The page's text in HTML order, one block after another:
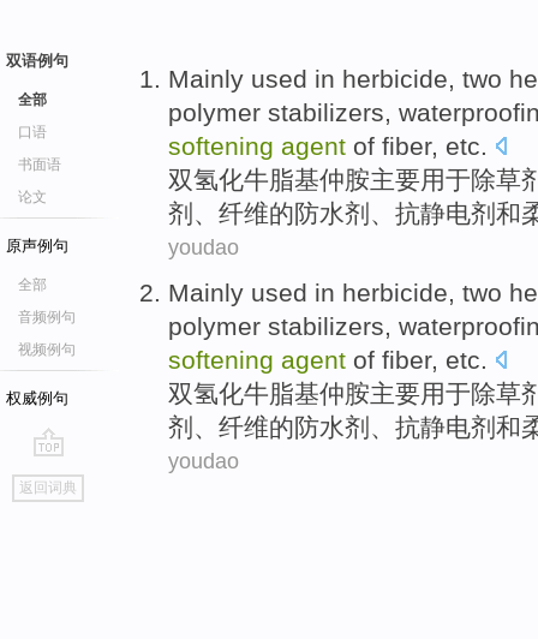
双语例句
全部
口语
书面语
论文
原声例句
全部
音频例句
视频例句
权威例句
go
top
返回词典
Mainly used in herbicide, two
polymer stabilizers,
softening agent of fiber, etc.
双氢化牛脂基仲胺主要用于除草
剂、 纤维的防水剂、 抗静电剂 和
youdao
Mainly used in herbicide, two
polymer stabilizers,
softening agent of fiber, etc.
双氢化牛脂基仲胺主要用于除草
剂、 纤维的防水剂、 抗静电剂 和
youdao